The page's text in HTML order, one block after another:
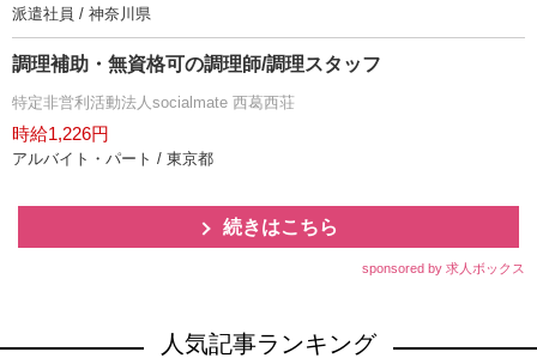
派遣社員 / 神奈川県
調理補助・無資格可の調理師/調理スタッフ
特定非営利活動法人socialmate 西葛西荘
時給1,226円
アルバイト・パート / 東京都
続きはこちら
sponsored by 求人ボックス
人気記事ランキング